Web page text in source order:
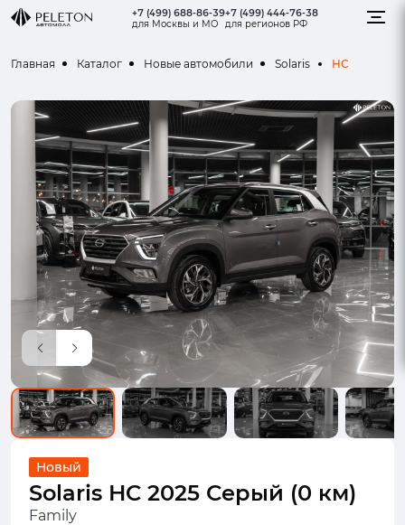
+7 (499) 688-86-39
для Москвы и МО
+7 (499) 444-76-38
для регионов РФ
Главная Каталог Новые автомобили Solaris HC
Новый
Solaris HC 2025 Серый (0 км)
Family